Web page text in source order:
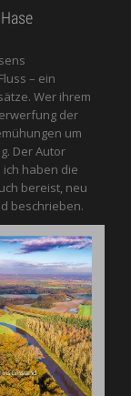
– ein
Wer ihrem
der
um
Der Autor
haben die
bereist, neu
beschrieben.